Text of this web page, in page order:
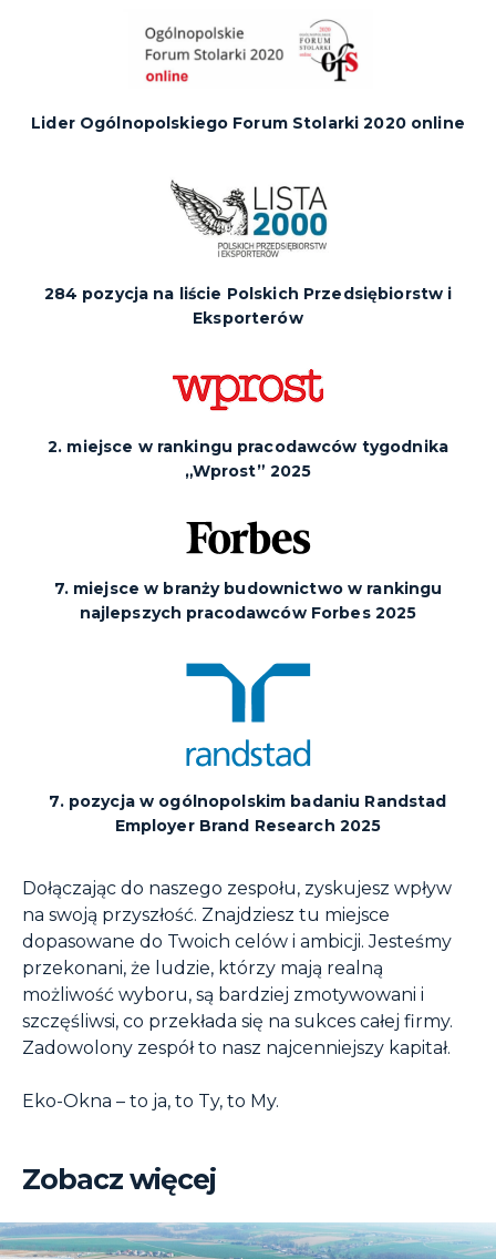
Lider Ogólnopolskiego Forum Stolarki 2020 online
284 pozycja na liście Polskich Przedsiębiorstw i
Eksporterów
2. miejsce w rankingu pracodawców tygodnika
„Wprost” 2025
7. miejsce w branży budownictwo w rankingu
najlepszych pracodawców Forbes 2025
7. pozycja w ogólnopolskim badaniu Randstad
Employer Brand Research 2025
Dołączając do naszego zespołu, zyskujesz wpływ
na swoją przyszłość. Znajdziesz tu miejsce
dopasowane do Twoich celów i ambicji. Jesteśmy
przekonani, że ludzie, którzy mają realną
możliwość wyboru, są bardziej zmotywowani i
szczęśliwsi, co przekłada się na sukces całej firmy.
Zadowolony zespół to nasz najcenniejszy kapitał.
Eko-Okna – to ja, to Ty, to My.
Zobacz więcej